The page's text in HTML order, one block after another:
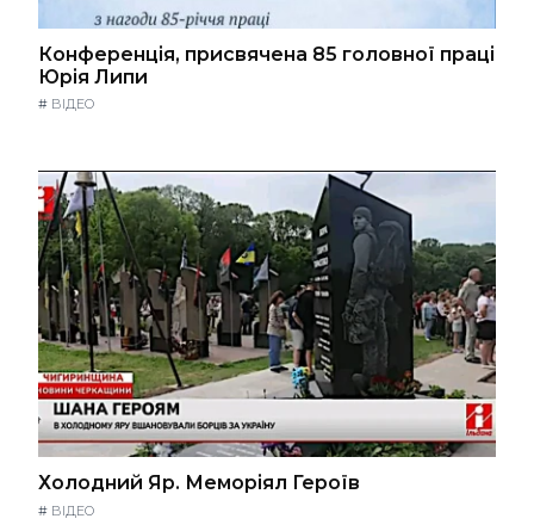
Конференція, присвячена 85 головної праці
Юрія Липи
# ВІДЕО
Холодний Яр. Меморіял Героїв
# ВІДЕО